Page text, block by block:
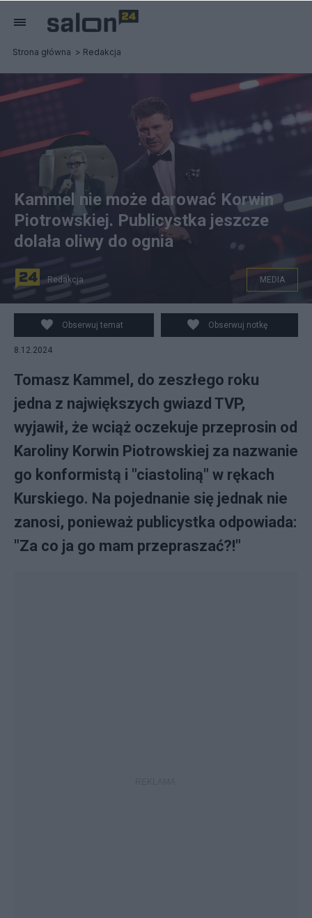
Strona główna Redakcja
n/z: Kammel Tomasz Tomek Dostawca: FOTON/PAP. w
kółku: Karolin Korwin Piotrowska, fot. Tomasz
Leśniowski ,CC BY-SA 4.0
Kammel nie może darować Korwin
Piotrowskiej. Publicystka jeszcze
dolała oliwy do ognia
Redakcja MEDIA
Obserwuj temat Obserwuj notkę
8.12.2024
Tomasz Kammel, do zeszłego roku
jedna z największych gwiazd TVP,
wyjawił, że wciąż oczekuje przeprosin od
Karoliny Korwin Piotrowskiej za nazwanie
go konformistą i "ciastoliną" w rękach
Kurskiego. Na pojednanie się jednak nie
zanosi, ponieważ publicystka odpowiada:
"Za co ja go mam przepraszać?!"